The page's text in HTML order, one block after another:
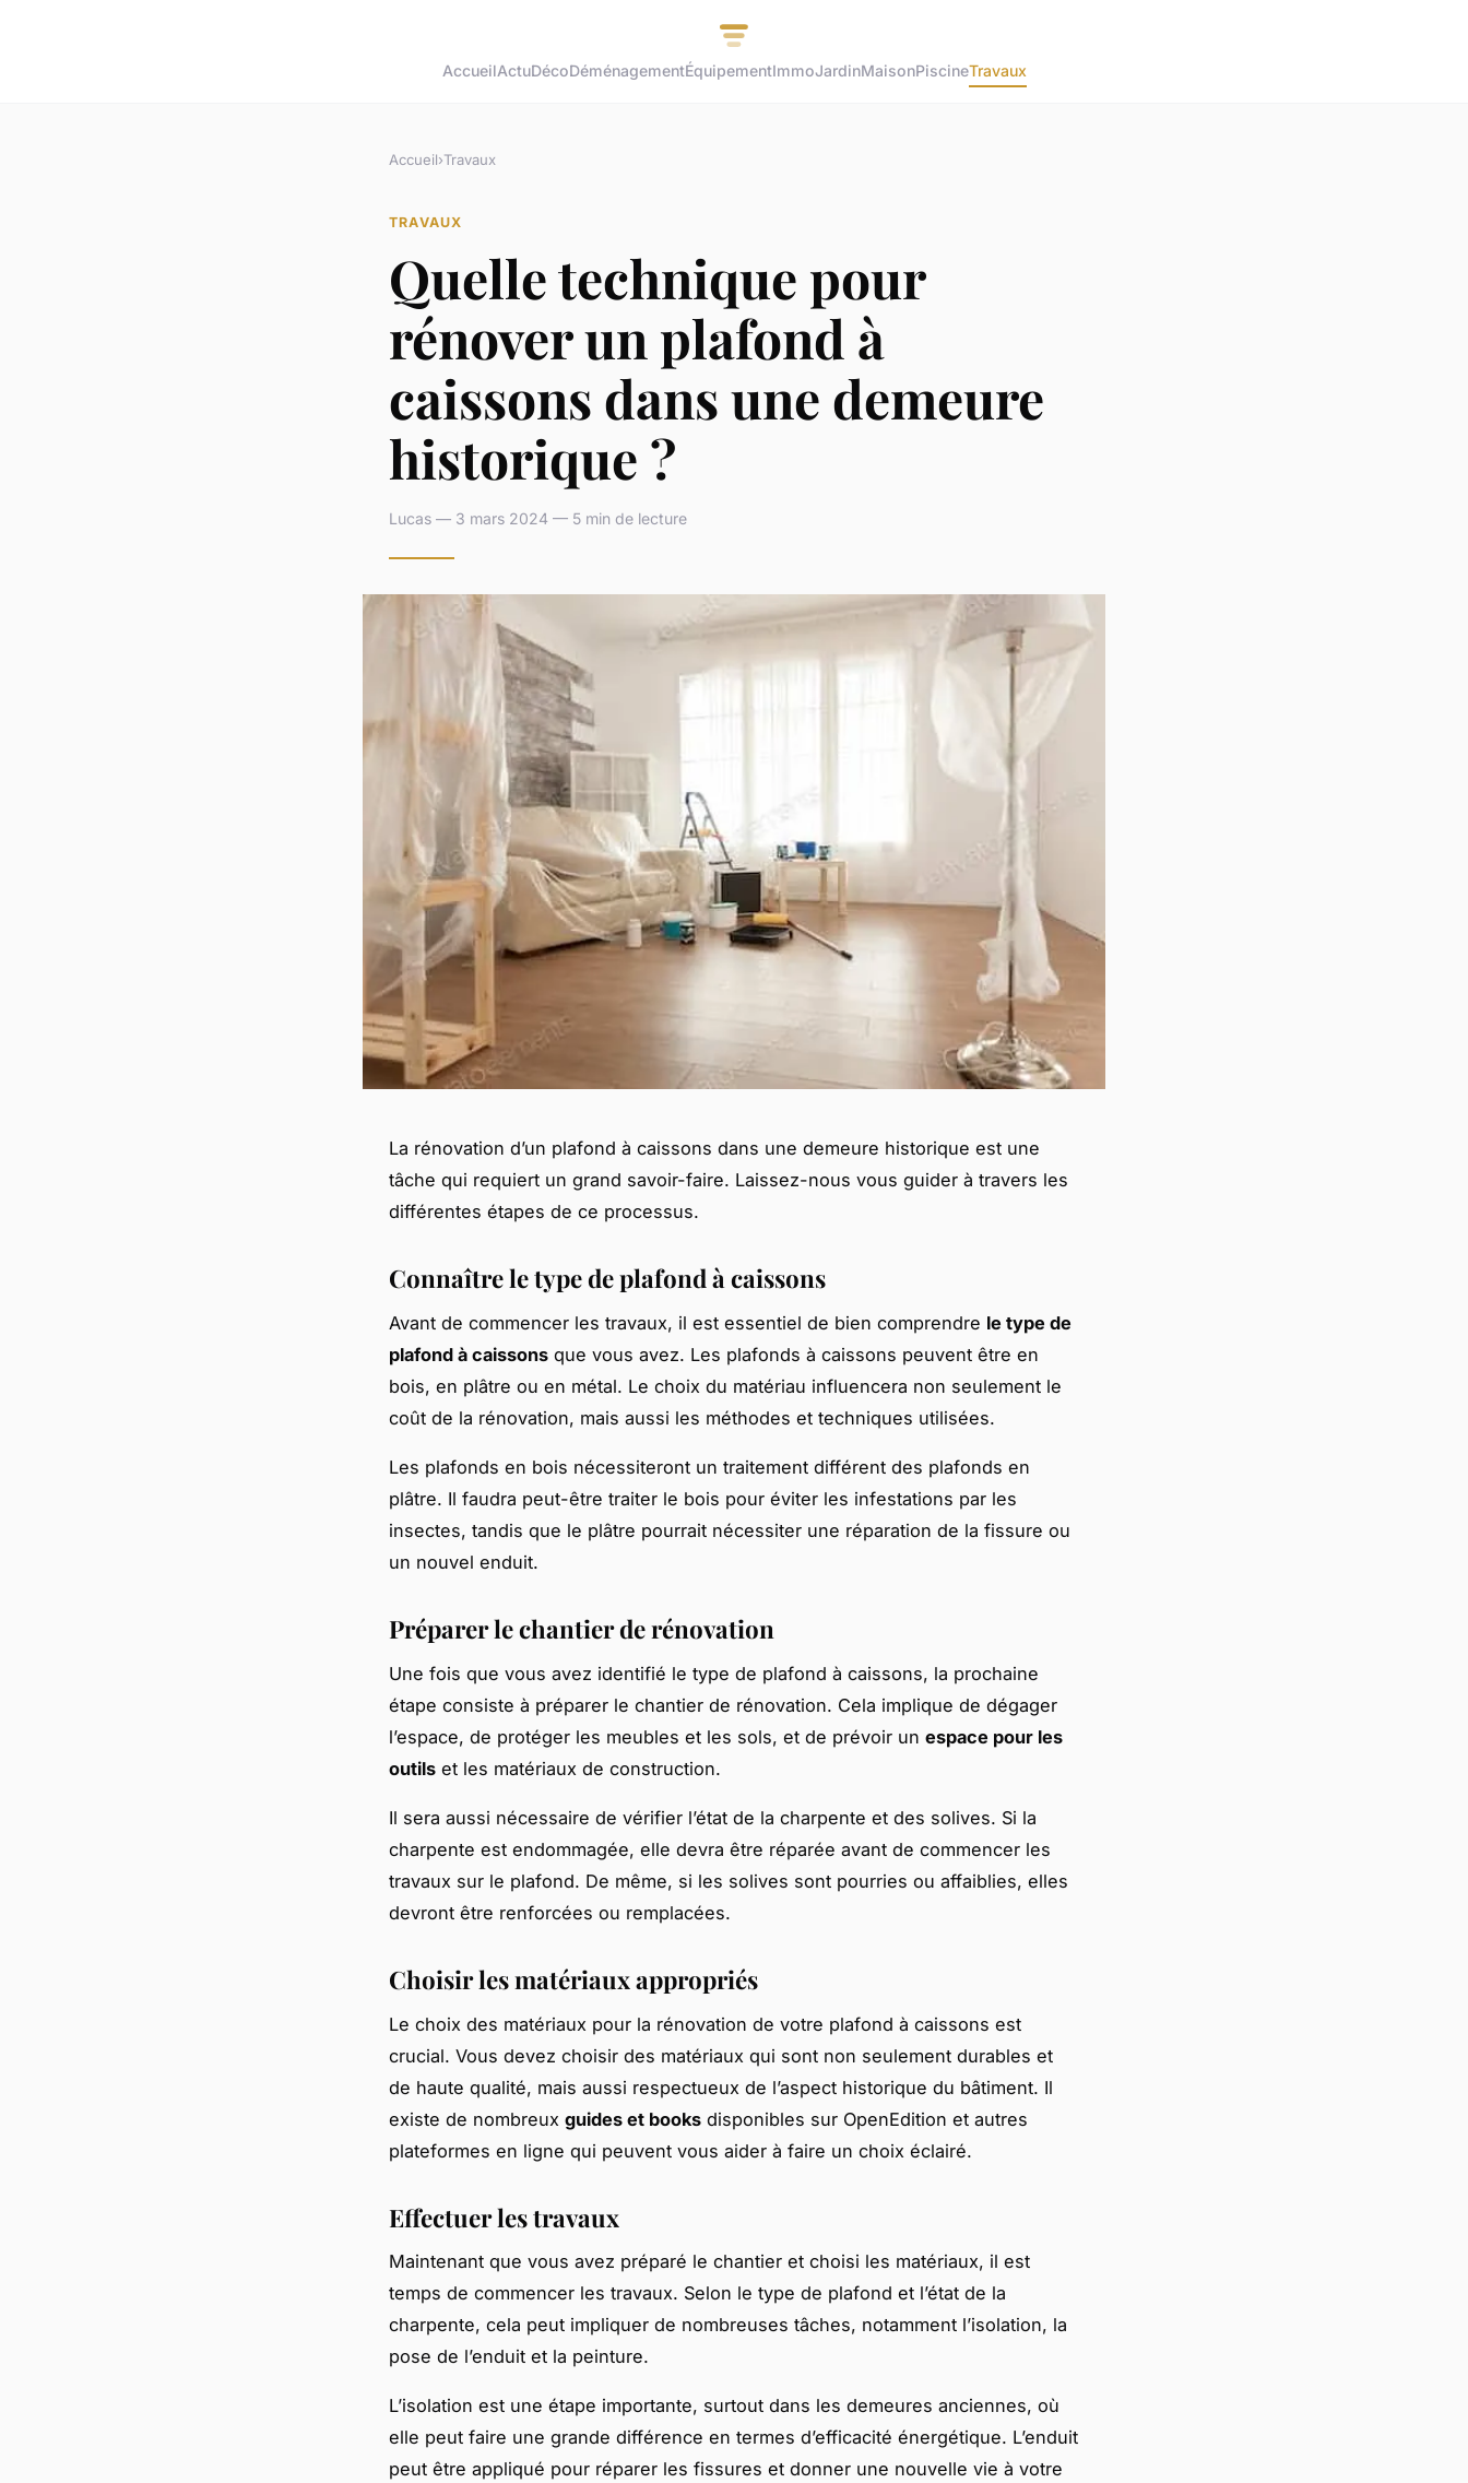
AccueilActuDécoDéménagementÉquipementImmoJardinMaisonPiscineTravaux
Accueil›Travaux
TRAVAUX
Quelle technique pour
rénover un plafond à
caissons dans une demeure
historique ?
Lucas — 3 mars 2024 — 5 min de lecture
La rénovation d’un plafond à caissons dans une demeure historique est une
tâche qui requiert un grand savoir-faire. Laissez-nous vous guider à travers les
différentes étapes de ce processus.
Connaître le type de plafond à caissons
Avant de commencer les travaux, il est essentiel de bien comprendre le type de
plafond à caissons que vous avez. Les plafonds à caissons peuvent être en
bois, en plâtre ou en métal. Le choix du matériau influencera non seulement le
coût de la rénovation, mais aussi les méthodes et techniques utilisées.
Les plafonds en bois nécessiteront un traitement différent des plafonds en
plâtre. Il faudra peut-être traiter le bois pour éviter les infestations par les
insectes, tandis que le plâtre pourrait nécessiter une réparation de la fissure ou
un nouvel enduit.
Préparer le chantier de rénovation
Une fois que vous avez identifié le type de plafond à caissons, la prochaine
étape consiste à préparer le chantier de rénovation. Cela implique de dégager
l’espace, de protéger les meubles et les sols, et de prévoir un espace pour les
outils et les matériaux de construction.
Il sera aussi nécessaire de vérifier l’état de la charpente et des solives. Si la
charpente est endommagée, elle devra être réparée avant de commencer les
travaux sur le plafond. De même, si les solives sont pourries ou affaiblies, elles
devront être renforcées ou remplacées.
Choisir les matériaux appropriés
Le choix des matériaux pour la rénovation de votre plafond à caissons est
crucial. Vous devez choisir des matériaux qui sont non seulement durables et
de haute qualité, mais aussi respectueux de l’aspect historique du bâtiment. Il
existe de nombreux guides et books disponibles sur OpenEdition et autres
plateformes en ligne qui peuvent vous aider à faire un choix éclairé.
Effectuer les travaux
Maintenant que vous avez préparé le chantier et choisi les matériaux, il est
temps de commencer les travaux. Selon le type de plafond et l’état de la
charpente, cela peut impliquer de nombreuses tâches, notamment l’isolation, la
pose de l’enduit et la peinture.
L’isolation est une étape importante, surtout dans les demeures anciennes, où
elle peut faire une grande différence en termes d’efficacité énergétique. L’enduit
peut être appliqué pour réparer les fissures et donner une nouvelle vie à votre